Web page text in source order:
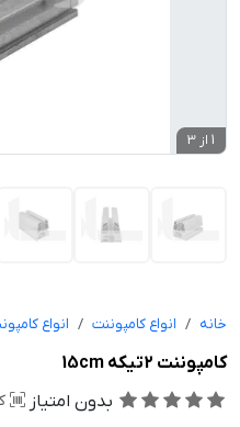
1 از 3
خانه انواع کامپوننت انواع
کامپوننت 2تیکه 15cm
بدون امتیاز